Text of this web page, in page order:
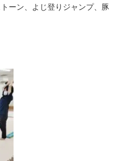
ーン、よじ登りジャンプ、豚